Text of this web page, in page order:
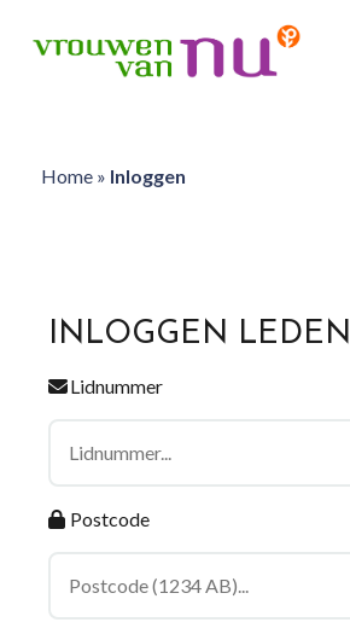
Home» Inloggen
INLOGGEN LEDEN
Lidnummer
Postcode